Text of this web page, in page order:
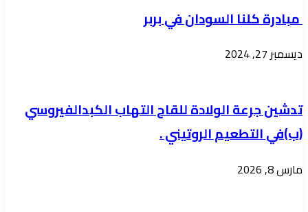
العام
اشادة
مبادرة كلنا السودان في بربر
ديسمبر 27, 2024
تدشين جرعة الولادة للقاح التهاب الكبدالفيروسي
(ب)في التطعيم الروتيني .
مارس 8, 2026